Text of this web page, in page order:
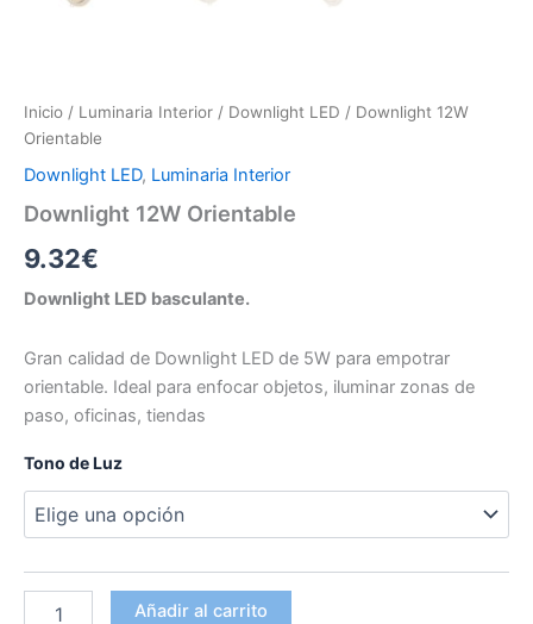
Inicio / Luminaria Interior / Downlight LED / Downlight 12W
Orientable
Downlight LED, Luminaria Interior
Downlight 12W Orientable
9.32€
Downlight LED basculante.
Gran calidad de Downlight LED de 5W para empotrar
orientable. Ideal para enfocar objetos, iluminar zonas de
paso, oficinas, tiendas
Tono de Luz
Añadir al carrito